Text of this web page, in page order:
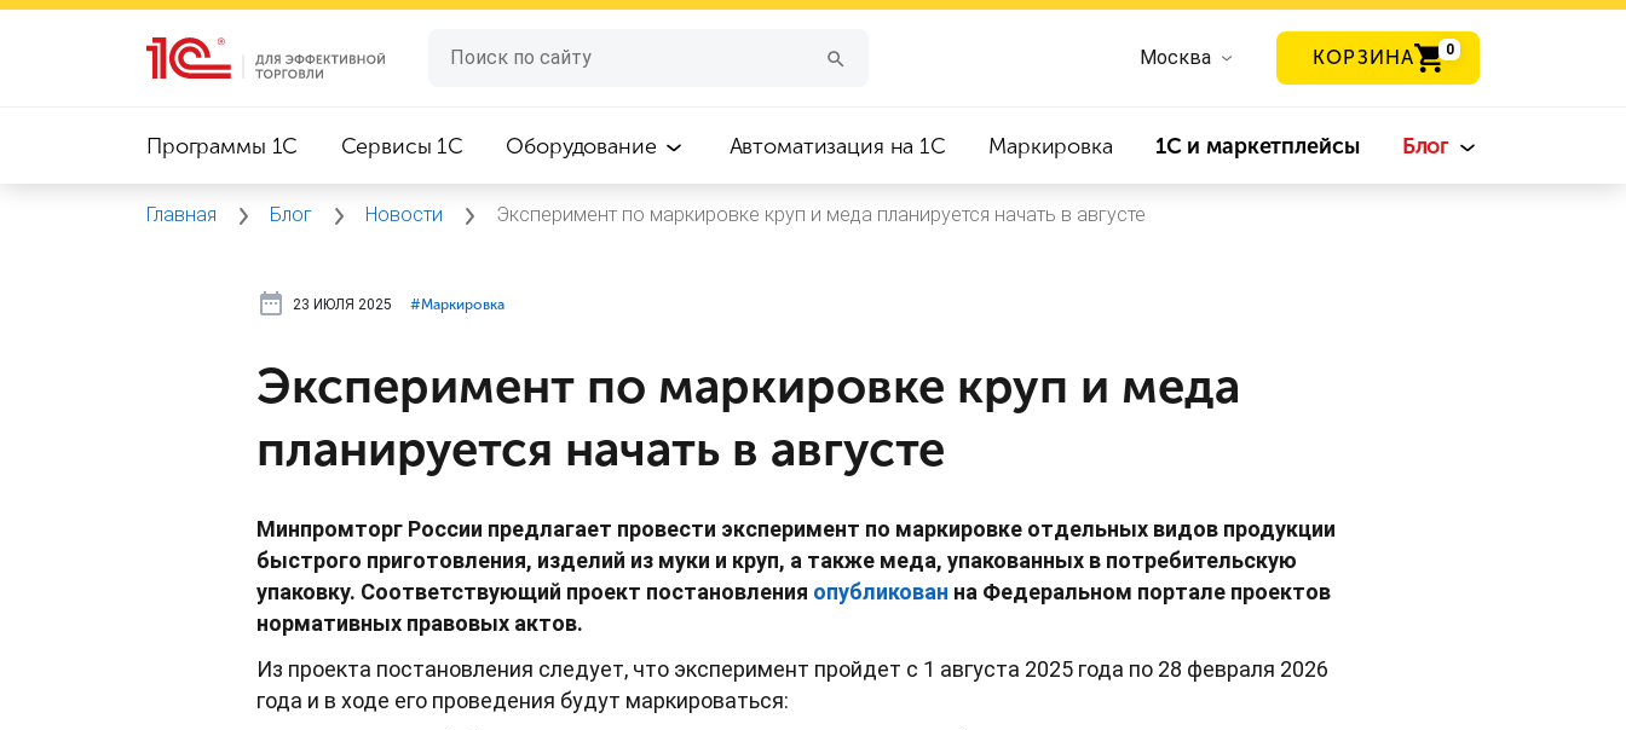
Москва КОРЗИНА 0
Программы 1C Сервисы 1C Оборудование Автоматизация на 1С Маркировка 1С и маркетплейсы Блог
Главная Блог Новости Эксперимент по маркировке круп и меда планируется начать в августе
23 ИЮЛЯ 2025 #⁣Маркировка
Эксперимент по маркировке круп и меда
планируется начать в августе
Минпромторг России предлагает провести эксперимент по маркировке отдельных видов продукции
быстрого приготовления, изделий из муки и круп, ‎а также меда, упакованных в потребительскую
упаковку. Соответствующий проект постановления опубликован на Федеральном портале проектов
нормативных правовых актов.
Из проекта постановления следует, что эксперимент пройдет с 1 августа 2025 года по 28 февраля 2026
года и в ходе его проведения будут маркироваться: